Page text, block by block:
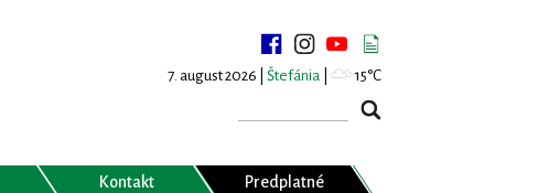
7. august 2026 | Štefánia 15°C
Kontakt
Predplatné